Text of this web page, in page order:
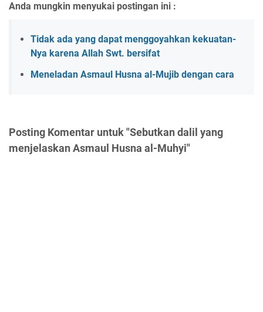
Anda mungkin menyukai postingan ini :
Tidak ada yang dapat menggoyahkan kekuatan-
Nya karena Allah Swt. bersifat
Meneladan Asmaul Husna al-Mujib dengan cara
Posting Komentar untuk "Sebutkan dalil yang
menjelaskan Asmaul Husna al-Muhyi"